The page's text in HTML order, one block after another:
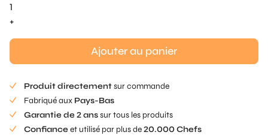
quantité
de
Press
+
Ajouter au panier
Produit directementsur commande
Fabriqué aux Pays-Bas
Garantie de 2 anssur tous les produits
Confianceet utilisé par plus de20.000 Chefs